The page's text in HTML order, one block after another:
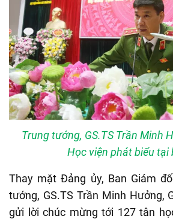
Trung tướng, GS.TS Trần Minh
Học viện phát biểu tại
Thay mặt Đảng ủy, Ban Giám
tướng, GS.TS Trần Minh Hưởng,
gửi lời chúc mừng tới 127 tân